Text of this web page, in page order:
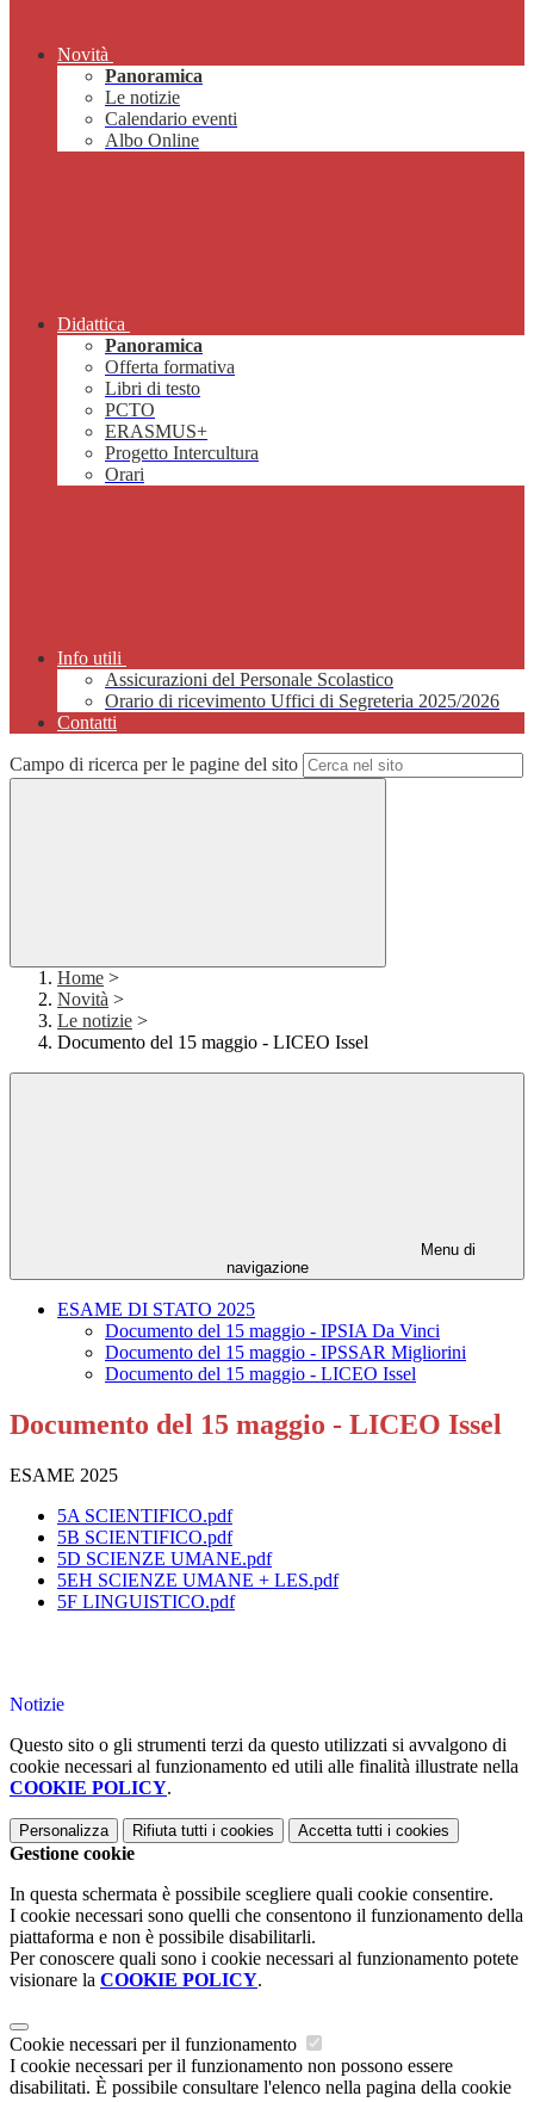
Novità
Panoramica
Le notizie
Calendario eventi
Albo Online
Didattica
Panoramica
Offerta formativa
Libri di testo
PCTO
ERASMUS+
Progetto Intercultura
Orari
Info utili
Assicurazioni del Personale Scolastico
Orario di ricevimento Uffici di Segreteria 2025/2026
Contatti
Campo di ricerca per le pagine del sito
Home >
Novità >
Le notizie >
Documento del 15 maggio - LICEO Issel
Menu di
navigazione
ESAME DI STATO 2025
Documento del 15 maggio - IPSIA Da Vinci
Documento del 15 maggio - IPSSAR Migliorini
Documento del 15 maggio - LICEO Issel
Documento del 15 maggio - LICEO Issel
ESAME 2025
5A SCIENTIFICO.pdf
5B SCIENTIFICO.pdf
5D SCIENZE UMANE.pdf
5EH SCIENZE UMANE + LES.pdf
5F LINGUISTICO.pdf
Notizie
Questo sito o gli strumenti terzi da questo utilizzati si avvalgono di
cookie necessari al funzionamento ed utili alle finalità illustrate nella
COOKIE POLICY.
Personalizza Rifiuta tutti i cookies Accetta tutti i cookies
Gestione cookie
In questa schermata è possibile scegliere quali cookie consentire.
I cookie necessari sono quelli che consentono il funzionamento della
piattaforma e non è possibile disabilitarli.
Per conoscere quali sono i cookie necessari al funzionamento potete
visionare la COOKIE POLICY.
Cookie necessari per il funzionamento
I cookie necessari per il funzionamento non possono essere
disabilitati. È possibile consultare l'elenco nella pagina della cookie